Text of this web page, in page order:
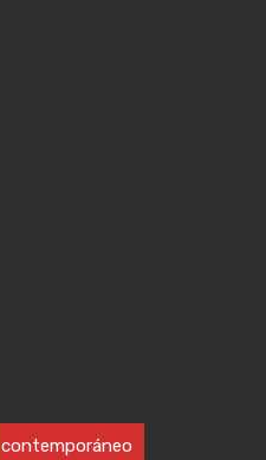
contemporáneo